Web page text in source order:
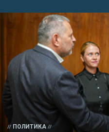
ПОЛИТИКА